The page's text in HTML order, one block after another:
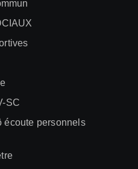
SC
écoute personnels